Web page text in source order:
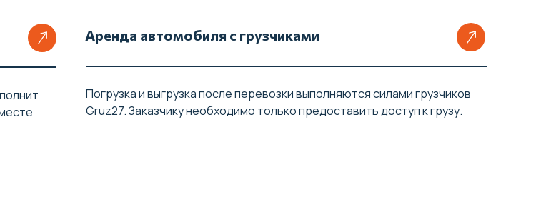
Аренда автомобиля с грузчиками
Погрузка и выгрузка после перевозки выполняются силами грузчиков
Gruz27. Заказчику необходимо только предоставить доступ к грузу.